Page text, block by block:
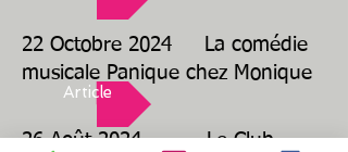
22 Octobre 2024 La comédie
musicale Panique chez Monique
Article
26 Août 2024 Le Club